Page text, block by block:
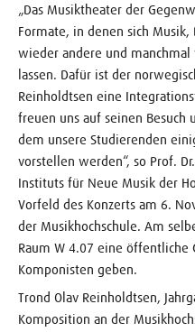
„Das Musiktheater der
Formate, in denen sich
wieder andere und
lassen. Dafür ist der
Reinholdtsen eine
freuen uns auf seinen Besuch
dem unsere Studierenden
vorstellen werden“, so Prof.
Instituts für Neue Musik der
Vorfeld des Konzerts am 6.
der Musikhochschule. Am
Raum W 4.07 eine öffentliche
Komponisten geben.
Trond Olav Reinholdtsen,
Komposition an der